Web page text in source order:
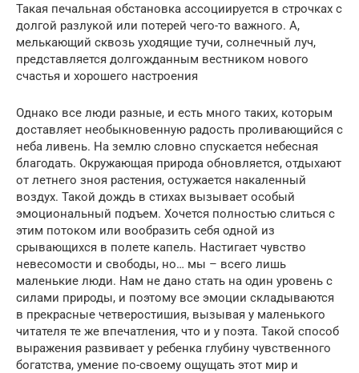
Такая печальная обстановка ассоциируется в строчках с
долгой разлукой или потерей чего-то важного. А,
мелькающий сквозь уходящие тучи, солнечный луч,
представляется долгожданным вестником нового
счастья и хорошего настроения
Однако все люди разные, и есть много таких, которым
доставляет необыкновенную радость проливающийся с
неба ливень. На землю словно спускается небесная
благодать. Окружающая природа обновляется, отдыхают
от летнего зноя растения, остужается накаленный
воздух. Такой дождь в стихах вызывает особый
эмоциональный подъем. Хочется полностью слиться с
этим потоком или вообразить себя одной из
срывающихся в полете капель. Настигает чувство
невесомости и свободы, но… мы – всего лишь
маленькие люди. Нам не дано стать на один уровень с
силами природы, и поэтому все эмоции складываются
в прекрасные четверостишия, вызывая у маленького
читателя те же впечатления, что и у поэта. Такой способ
выражения развивает у ребенка глубину чувственного
богатства, умение по-своему ощущать этот мир и